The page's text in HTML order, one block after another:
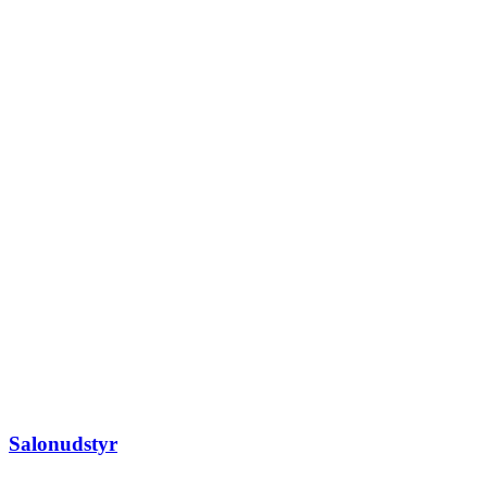
Salonudstyr